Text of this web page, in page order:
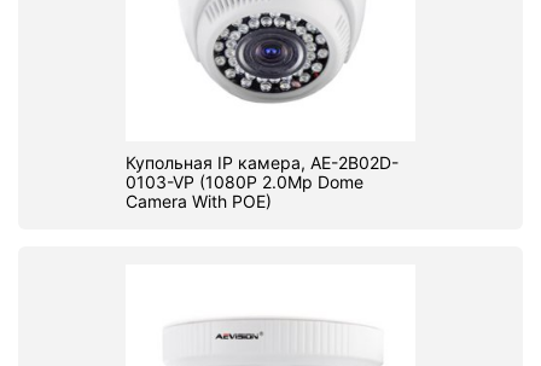
Купольная IP камера, AE-2B02D-
0103-VP (1080P 2.0Mp Dome
Camera With POE)